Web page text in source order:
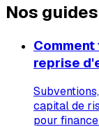
Nos guides
reprise
capital de
pour